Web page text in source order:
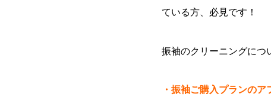
ている方、必見です！
振袖のクリーニングにつ
・振袖ご購入プランの